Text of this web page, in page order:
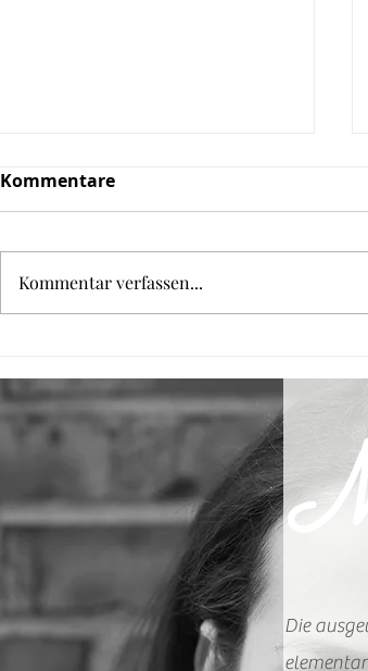
Backofen
Kommentare
Kommentar verfassen...
Die